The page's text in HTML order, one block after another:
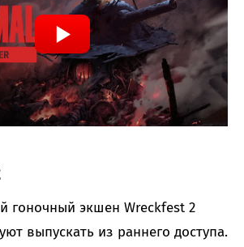
гоночный экшен Wreckfest 2
выпускать из раннего доступа.